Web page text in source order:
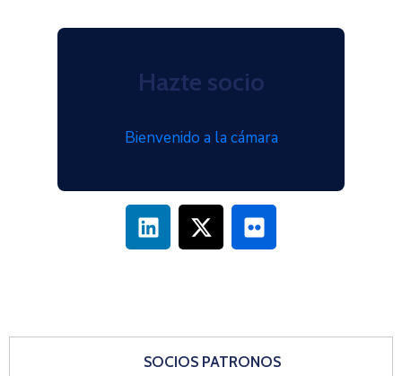
Hazte socio
Bienvenido a la cámara
SOCIOS PATRONOS